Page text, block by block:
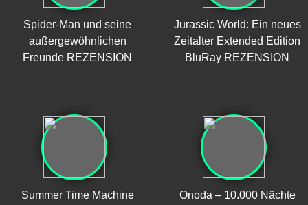
Spider-Man und seine
außergewöhnlichen
Freunde REZENSION
Jurassic World: Ein neues
Zeitalter Extended Edition
BluRay REZENSION
Summer Time Machine
Onoda – 10.000 Nächte